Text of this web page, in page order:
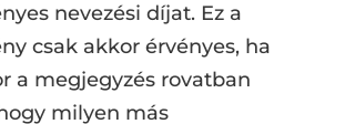
nevezési díjat. Ez a
csak akkor érvényes, ha
a megjegyzés rovatban
milyen más